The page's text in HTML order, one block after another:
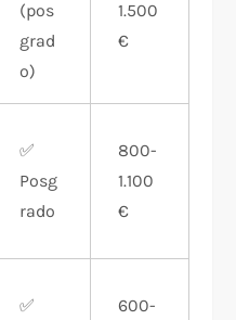
(pos
grad
o)
1.500
€
✅
Posg
rado
800-
1.100
€
✅ 600-